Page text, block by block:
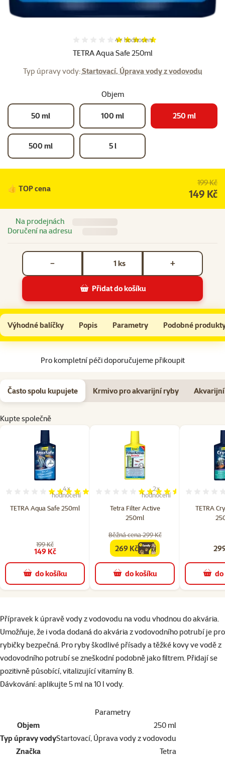
TETRA Aqua Safe 250ml
Hodnocení 100%, počet hodnocení:
4× hodnocení
Typ úpravy vody:Startovací, Úprava vody z vodovodu
Objem
50 ml 100 ml 250 ml
500 ml 5 l
👍 TOP cena
199 Kč
149 Kč
Na prodejnách
Doručení na adresu
ks
− +
Přidat do košíku
TETRA Aqua Safe 250ml
Do košíku
Výhodné balíčky Popis Parametry Podobné
Na začátek stránky
Pro kompletní péči doporučujeme přikoupit
Často spolu kupujete Krmivo pro akvarijní ryby
Kupte společně
TETRA Aqua Safe 250ml
Hodnocení 100%, počet hodnocení: 4
4×
hodnocení
199 Kč
149 Kč
do košíku
Tetra Filter Active
250ml
Hodnocení 90%, počet
2×
hodnocení
Běžná cena 299 Kč
familycena
269 Kč
do košíku
TETRA
superzoo.product.detail.content
Přípravek k úpravě vody z vodovodu na vodu vhodnou do akvária.
Umožňuje, že i voda dodaná do akvária z vodovodního potrubí je pro
rybičky bezpečná. Pro ryby škodlivé přísady a těžké kovy ve vodě z
vodovodního potrubí se zneškodní podobně jako filtrem. Přidají se
pozitivně působící, vitalizující vitamíny B.
Dávkování: aplikujte 5 ml na 10 l vody.
Parametry
Objem
250 ml
Typ úpravy vodyStartovací, Úprava vody z vodovodu
Značka
Tetra